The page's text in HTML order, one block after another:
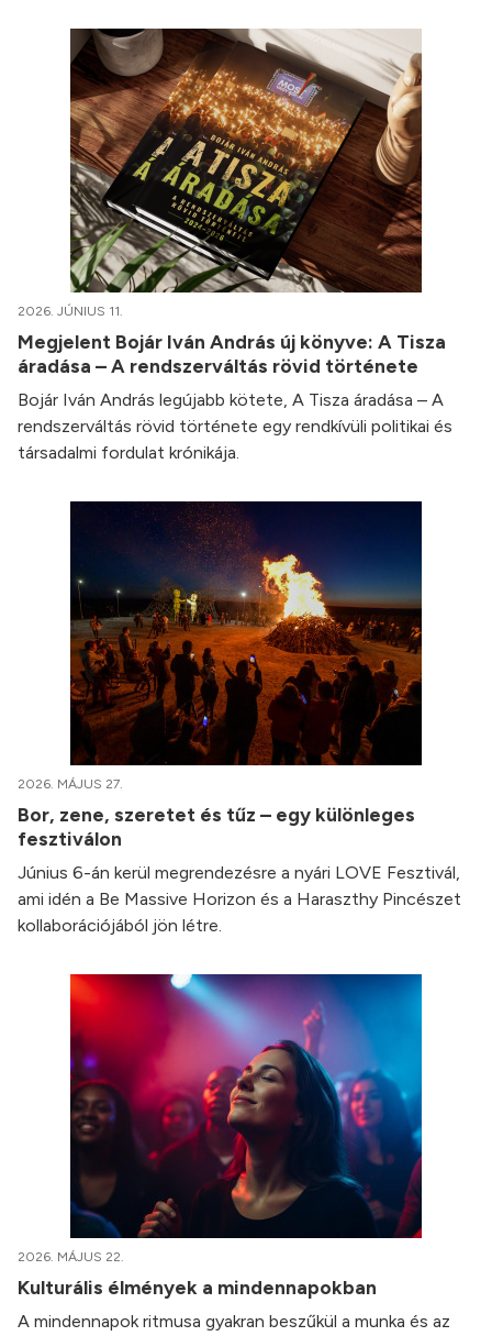
2026. JÚNIUS 11.
Megjelent Bojár Iván András új könyve: A Tisza
áradása – A rendszerváltás rövid története
Bojár Iván András legújabb kötete, A Tisza áradása – A
rendszerváltás rövid története egy rendkívüli politikai és
társadalmi fordulat krónikája.
2026. MÁJUS 27.
Bor, zene, szeretet és tűz – egy különleges
fesztiválon
Június 6-án kerül megrendezésre a nyári LOVE Fesztivál,
ami idén a Be Massive Horizon és a Haraszthy Pincészet
kollaborációjából jön létre.
2026. MÁJUS 22.
Kulturális élmények a mindennapokban
A mindennapok ritmusa gyakran beszűkül a munka és az